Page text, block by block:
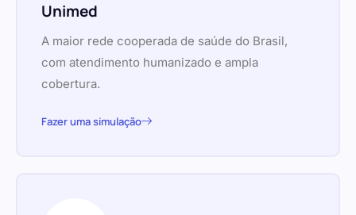
Unimed
A maior rede cooperada de saúde do Brasil,
com atendimento humanizado e ampla
cobertura.
Fazer uma simulação